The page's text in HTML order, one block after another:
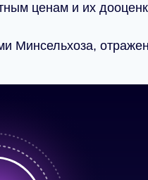
ценам и их
Минсельхоза,
мест